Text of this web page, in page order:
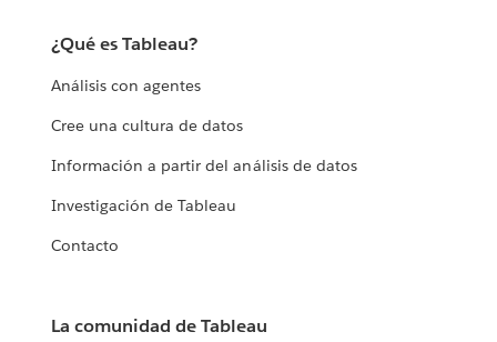
¿Qué es Tableau?
Análisis con agentes
Cree una cultura de datos
Información a partir del análisis de datos
Investigación de Tableau
Contacto
La comunidad de Tableau